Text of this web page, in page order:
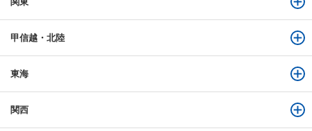
甲信越・北陸
東海
関西